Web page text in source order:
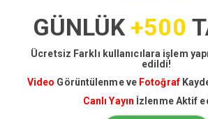
GÜNLÜK +500
Ücretsiz Farklı kullanıcılara işlem
edildi!
Video Görüntülenme ve Fotoğraf
Canlı Yayın İzlenme Aktif